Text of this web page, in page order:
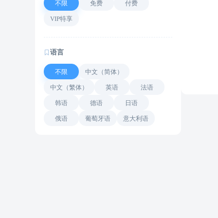
不限 免费 付费
VIP特享
语言
不限 中文（简体）
中文（繁体） 英语 法语
韩语 德语 日语
俄语 葡萄牙语 意大利语